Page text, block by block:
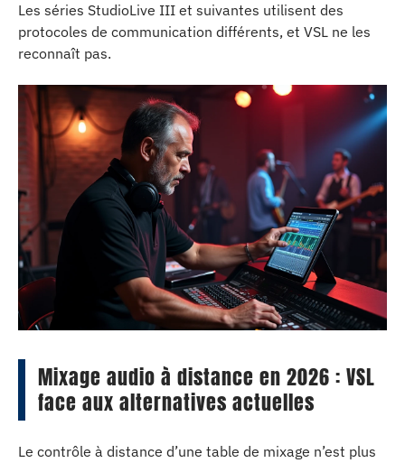
Les séries StudioLive III et suivantes utilisent des
protocoles de communication différents, et VSL ne les
reconnaît pas.
Mixage audio à distance en 2026 : VSL
face aux alternatives actuelles
Le contrôle à distance d’une table de mixage n’est plus